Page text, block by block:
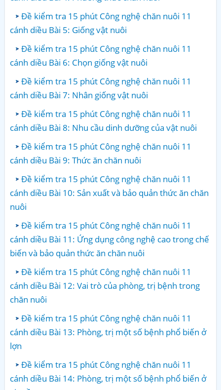
Đề kiểm tra 15 phút Công nghệ chăn nuôi 11
cánh diều Bài 5: Giống vật nuôi
Đề kiểm tra 15 phút Công nghệ chăn nuôi 11
cánh diều Bài 6: Chọn giống vật nuôi
Đề kiểm tra 15 phút Công nghệ chăn nuôi 11
cánh diều Bài 7: Nhân giống vật nuôi
Đề kiểm tra 15 phút Công nghệ chăn nuôi 11
cánh diều Bài 8: Nhu cầu dinh dưỡng của vật nuôi
Đề kiểm tra 15 phút Công nghệ chăn nuôi 11
cánh diều Bài 9: Thức ăn chăn nuôi
Đề kiểm tra 15 phút Công nghệ chăn nuôi 11
cánh diều Bài 10: Sản xuất và bảo quản thức ăn chăn
nuôi
Đề kiểm tra 15 phút Công nghệ chăn nuôi 11
cánh diều Bài 11: Ứng dụng công nghệ cao trong chế
biến và bảo quản thức ăn chăn nuôi
Đề kiểm tra 15 phút Công nghệ chăn nuôi 11
cánh diều Bài 12: Vai trò của phòng, trị bệnh trong
chăn nuôi
Đề kiểm tra 15 phút Công nghệ chăn nuôi 11
cánh diều Bài 13: Phòng, trị một số bệnh phổ biến ở
lợn
Đề kiểm tra 15 phút Công nghệ chăn nuôi 11
cánh diều Bài 14: Phòng, trị một số bệnh phổ biến ở